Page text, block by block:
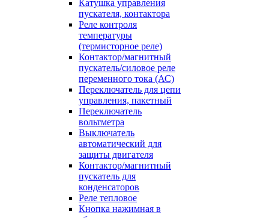
Катушка управления
пускателя, контактора
Реле контроля
температуры
(термисторное реле)
Контактор/магнитный
пускатель/силовое реле
переменного тока (АС)
Переключатель для цепи
управления, пакетный
Переключатель
вольтметра
Выключатель
автоматический для
защиты двигателя
Контактор/магнитный
пускатель для
конденсаторов
Реле тепловое
Кнопка нажимная в